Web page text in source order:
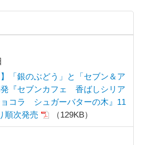
】「銀のぶどう」と「セブン＆ア
『セブンカフェ 香ばしシリア
コラ シュガーバターの木』11
順次発売
（129KB）